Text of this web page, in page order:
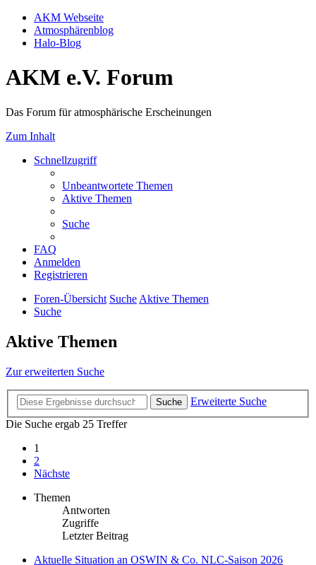
AKM Webseite
Atmosphärenblog
Halo-Blog
AKM e.V. Forum
Das Forum für atmosphärische Erscheinungen
Zum Inhalt
Schnellzugriff
Unbeantwortete Themen
Aktive Themen
Suche
FAQ
Anmelden
Registrieren
Foren-Übersicht Suche Aktive Themen
Suche
Aktive Themen
Zur erweiterten Suche
Suche
Erweiterte Suche
Die Suche ergab 25 Treffer
1
2
Nächste
Themen
Antworten
Zugriffe
Letzter Beitrag
Aktuelle Situation an OSWIN & Co. NLC-Saison 2026